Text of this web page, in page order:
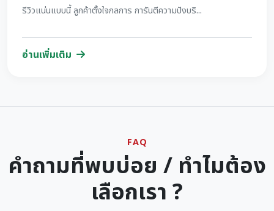
รีวิวแน่นแบบนี้ ลูกค้าตั้งใจกลการ การันตีความปังบริ...
อ่านเพิ่มเติม
FAQ
คำถามที่พบบ่อย / ทำไมต้อง
เลือกเรา ?